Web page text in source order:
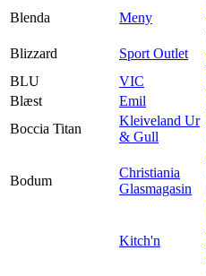
Blenda
Meny
Blizzard
Sport Outlet
BLU
VIC
Blæst
Emil
Boccia Titan
Kleiveland Ur
& Gull
Bodum
Christiania
Glasmagasin
Kitch'n